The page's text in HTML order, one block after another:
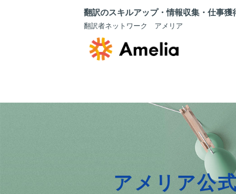
翻訳のスキルアップ・情報収集・仕事獲
翻訳者ネットワーク アメリア
アメリア公